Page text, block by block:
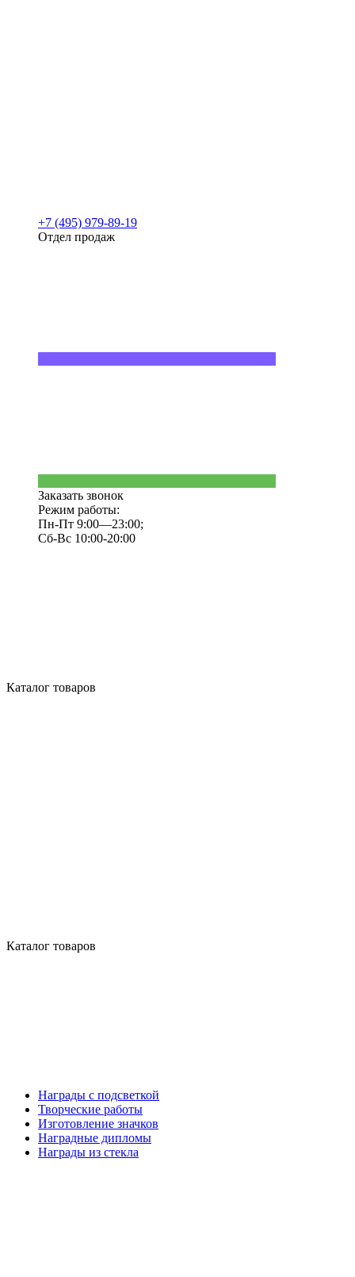
+7 (495) 979-89-19
Отдел продаж
Заказать звонок
Режим работы:
Пн-Пт 9:00—23:00;
Сб-Вс 10:00-20:00
Каталог товаров
Каталог товаров
Награды с подсветкой
Творческие работы
Изготовление значков
Наградные дипломы
Награды из стекла